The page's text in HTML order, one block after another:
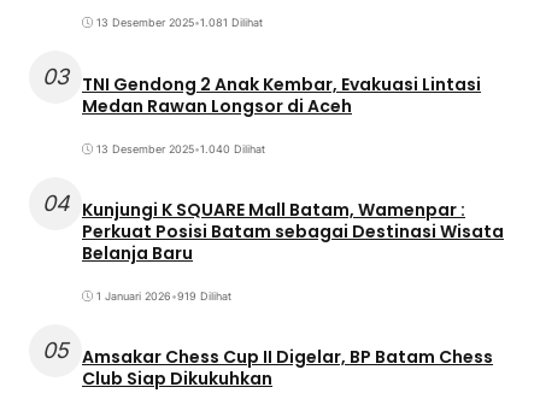
13 Desember 2025•1.081 Dilihat
03 TNI Gendong 2 Anak Kembar, Evakuasi Lintasi
Medan Rawan Longsor di Aceh
13 Desember 2025•1.040 Dilihat
04 Kunjungi K SQUARE Mall Batam, Wamenpar :
Perkuat Posisi Batam sebagai Destinasi Wisata
Belanja Baru
1 Januari 2026•919 Dilihat
05 Amsakar Chess Cup II Digelar, BP Batam Chess
Club Siap Dikukuhkan